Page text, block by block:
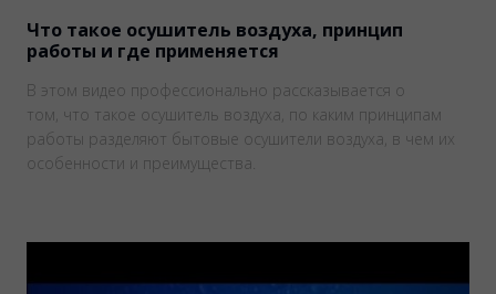
Что такое осушитель воздуха, принцип
работы и где применяется
В этом видео профессионально рассказывается о
том, что такое осушитель воздуха, по каким принципам
работы разделяют бытовые осушители воздуха, в чем их
особенности и преимущества.